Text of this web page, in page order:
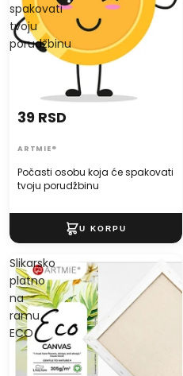
spakovati
tvoju
porudžbinu
Počasti osobu koja će spakovati
tvoju porudžbinu
39 RSD
ARTMIE®
Slikarsko
platno
na
ramu
ECO